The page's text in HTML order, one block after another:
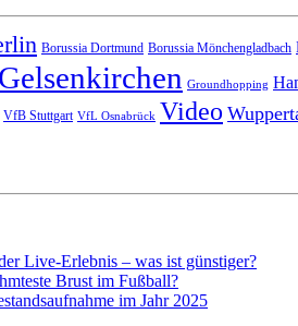
Borussia Dortmund Borussia Mönchengladbach
Gelsenkirchen Groundhopping
VfB Stuttgart VfL Osnabrück Video
Live-Erlebnis – was ist günstiger?
Brust im Fußball?
im Jahr 2025